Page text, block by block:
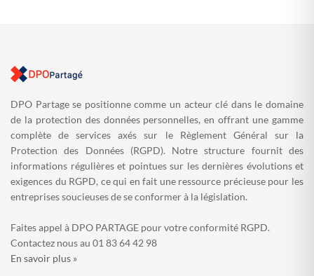
DPO Partage se positionne comme un acteur clé dans le domaine
de la protection des données personnelles, en offrant une gamme
complète de services axés sur le Règlement Général sur la
Protection des Données (RGPD). Notre structure fournit des
informations régulières et pointues sur les dernières évolutions et
exigences du RGPD, ce qui en fait une ressource précieuse pour les
entreprises soucieuses de se conformer à la législation.
Faites appel à DPO PARTAGE pour votre conformité RGPD.
Contactez nous au 01 83 64 42 98
En savoir plus »